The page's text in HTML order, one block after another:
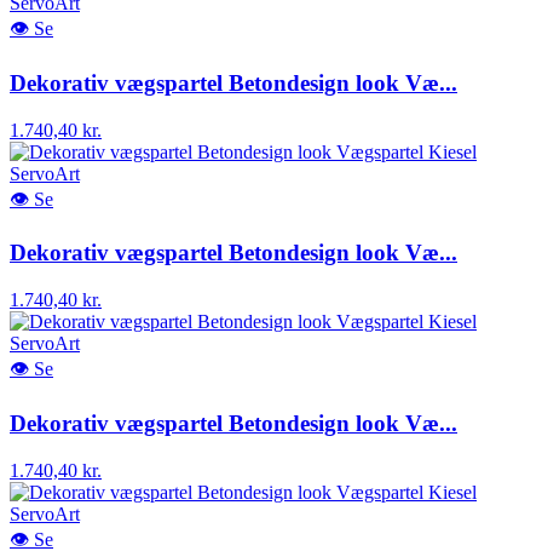
👁 Se
Dekorativ vægspartel Betondesign look Væ...
1.740,40 kr.
👁 Se
Dekorativ vægspartel Betondesign look Væ...
1.740,40 kr.
👁 Se
Dekorativ vægspartel Betondesign look Væ...
1.740,40 kr.
👁 Se